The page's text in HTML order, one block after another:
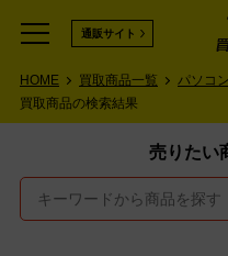
通販サイト
HOME 買取商品一覧 パソコ
買取商品の検索結果
売りたい